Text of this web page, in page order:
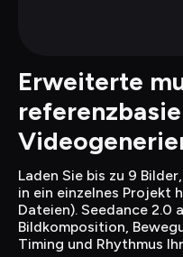
Erweiterte
Laden Sie bis zu 9
in ein einzelnes Projekt
Dateien). Seedance 2.0
Bildkomposition,
Timing und Rhythmus